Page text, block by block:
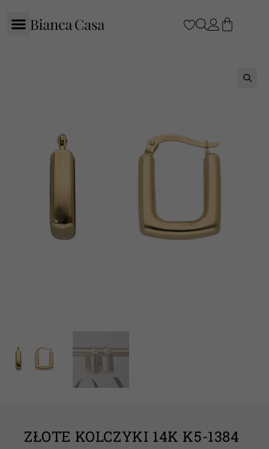
ZŁOTE KOLCZYKI 14K K5-1384